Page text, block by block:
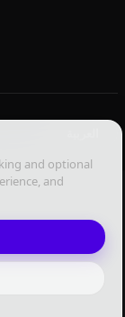
and optional
and